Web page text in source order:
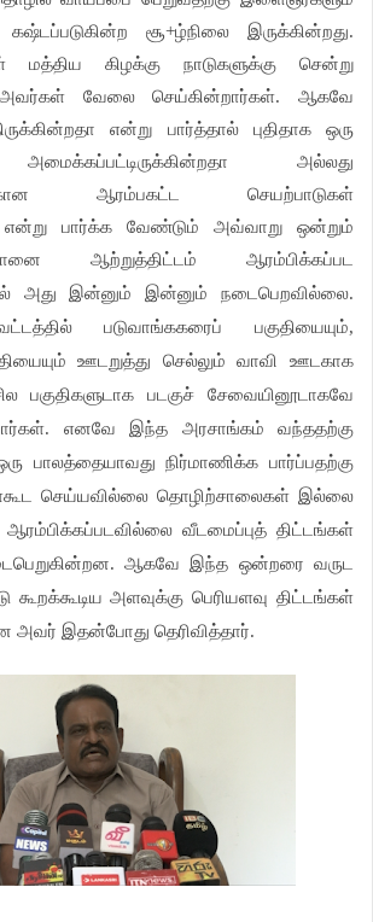
கஷ்டப்படுகின்ற சூ+ழ்நிலை இருக்கின்றது.
கிழக்கு நாடுகளுக்கு சென்று
வேலை செய்கின்றார்கள். ஆகவே
என்று பார்த்தால் புதிதாக ஒரு
அல்லது
ஆரம்பகட்ட செயற்பாடுகள்
என்று பார்க்க வேண்டும் அவ்வாறு ஒன்றும்
ஆற்றுத்திட்டம் ஆரம்பிக்கப்பட
அது இன்னும் இன்னும் நடைபெறவில்லை.
படுவாங்ககரைப் பகுதியையும்,
ஊடறுத்து செல்லும் வாவி ஊடகாக
பகுதிகளுடாக படகுச் சேவையினூடாகவே
எனவே இந்த அரசாங்கம் வந்ததற்கு
பாலத்தையாவது நிர்மாணிக்க பார்ப்பதற்கு
செய்யவில்லை தொழிற்சாலைகள் இல்லை
ஆரம்பிக்கப்படவில்லை வீடமைப்புத் திட்டங்கள்
ஆகவே இந்த ஒன்றரை வருட
கூறக்கூடிய அளவுக்கு பெரியளவு திட்டங்கள்
அவர் இதன்போது தெரிவித்தார்.